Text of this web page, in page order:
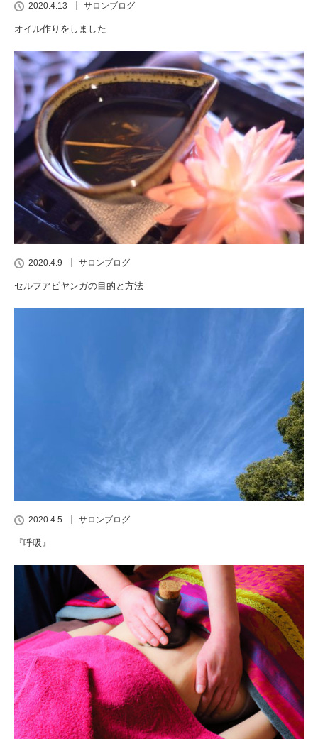
2020.4.13 サロンブログ
オイル作りをしました
2020.4.9 サロンブログ
セルフアビヤンガの目的と方法
2020.4.5 サロンブログ
『呼吸』